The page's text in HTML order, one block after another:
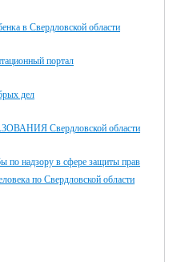
в Свердловской области
портал
дел
Свердловской области
по надзору в сфере защиты прав
по Свердловской области